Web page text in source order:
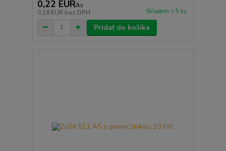
0,22 EUR/ks
0,18 EUR bez DPH Skladom > 5 ks
Pridať do košíka